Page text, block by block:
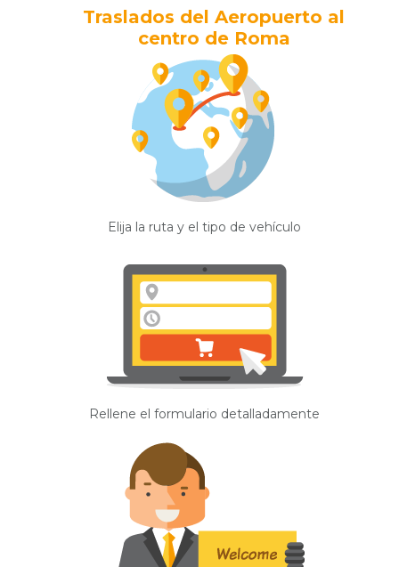
Traslados del Aeropuerto al
centro de Roma
Elija la ruta y el tipo de vehículo
Rellene el formulario detalladamente